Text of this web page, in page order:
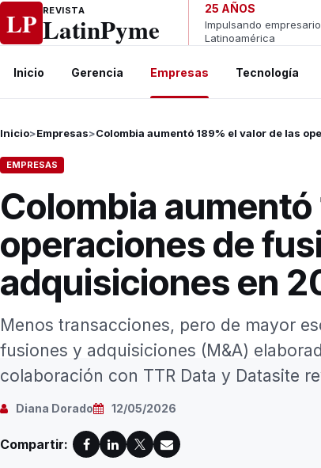
Ir al contenido
LP REVISTA
LatinPyme
25 AÑOS
Impulsando
Latinoamérica
Inicio Gerencia Empresas Tecnología
Inicio>Empresas>Colombia aumentó 189% el valor de las
EMPRESAS
Colombia aumentó
operaciones de
adquisiciones en
Menos transacciones, pero de mayor
fusiones y adquisiciones (M&A)
colaboración con TTR Data y Datasite
Diana Dorado 12/05/2026
Compartir: